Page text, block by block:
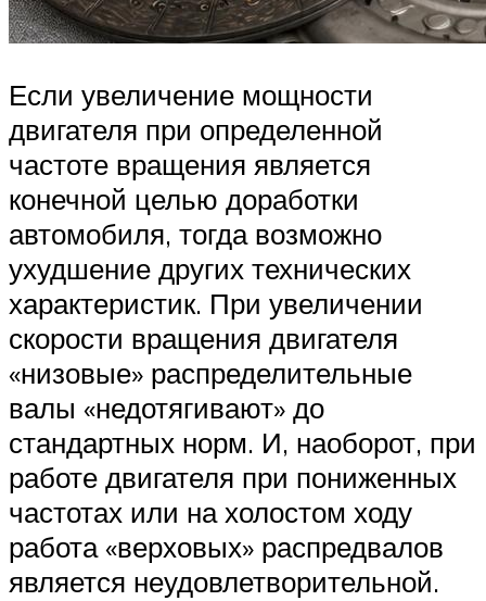
Если увеличение мощности
двигателя при определенной
частоте вращения является
конечной целью доработки
автомобиля, тогда возможно
ухудшение других технических
характеристик. При увеличении
скорости вращения двигателя
«низовые» распределительные
валы «недотягивают» до
стандартных норм. И, наоборот, при
работе двигателя при пониженных
частотах или на холостом ходу
работа «верховых» распредвалов
является неудовлетворительной.